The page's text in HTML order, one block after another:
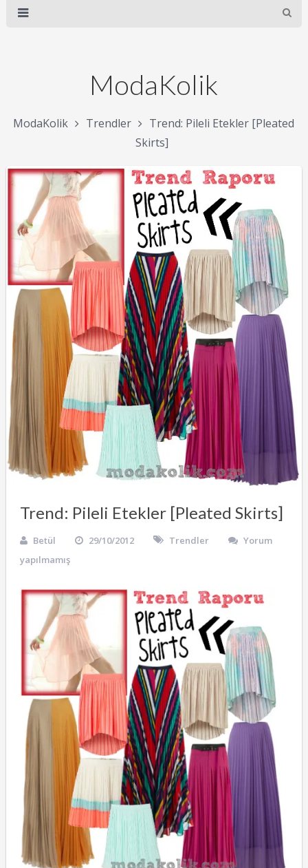
ModaKolik
ModaKolik Trendler
Trend: Pileli Etekler [Pleated
Skirts]
Trend: Pileli Etekler [Pleated Skirts]
Betül 29/10/2012 Trendler
Yorum
yapılmamış